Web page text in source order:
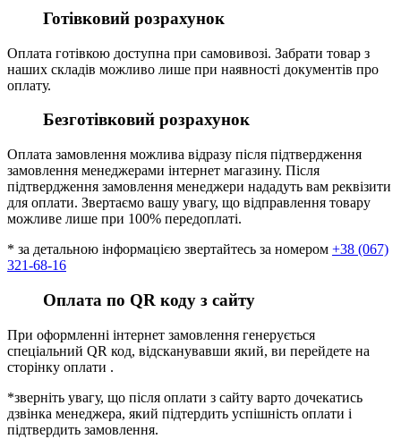
Готівковий розрахунок
Оплата готівкою доступна при самовивозі. Забрати товар з
наших складів можливо лише при наявності документів про
оплату.
Безготівковий розрахунок
Оплата замовлення можлива відразу після підтвердження
замовлення менеджерами інтернет магазину. Після
підтвердження замовлення менеджери нададуть вам реквізити
для оплати. Звертаємо вашу увагу, що відправлення товару
можливе лише при 100% передоплаті.
* за детальною інформацією звертайтесь за номером +38 (067)
321-68-16
Оплата по QR коду з сайту
При оформленні інтернет замовлення генерується
спеціальний QR код, відсканувавши який, ви перейдете на
сторінку оплати .
*зверніть увагу, що після оплати з сайту варто дочекатись
дзвінка менеджера, який підтердить успішність оплати і
підтвердить замовлення.